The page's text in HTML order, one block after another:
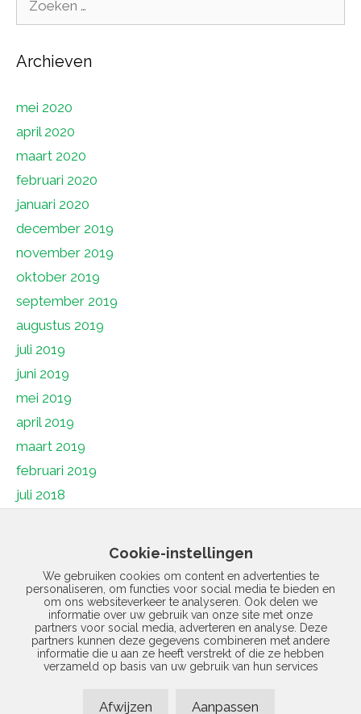
Archieven
mei 2020
april 2020
maart 2020
februari 2020
januari 2020
december 2019
november 2019
oktober 2019
september 2019
augustus 2019
juli 2019
juni 2019
mei 2019
april 2019
maart 2019
februari 2019
juli 2018
april 2018
maart 2018
februari 2018
januari 2018
december 2017
Cookie-instellingen
We gebruiken cookies om content en advertenties te
personaliseren, om functies voor social media te bieden en
om ons websiteverkeer te analyseren. Ook delen we
informatie over uw gebruik van onze site met onze
partners voor social media, adverteren en analyse. Deze
partners kunnen deze gegevens combineren met andere
informatie die u aan ze heeft verstrekt of die ze hebben
verzameld op basis van uw gebruik van hun services
Afwijzen Aanpassen